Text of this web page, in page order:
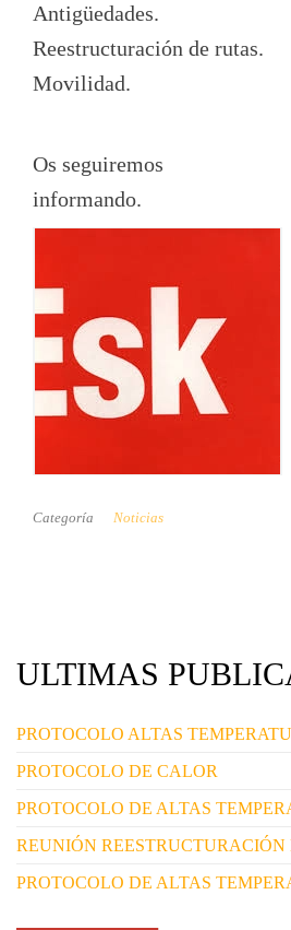
Antigüedades.
Reestructuración de rutas.
Movilidad.
Os seguiremos
informando.
Categoría Noticias
ULTIMAS
PROTOCOLO ALTAS
PROTOCOLO DE CALOR
PROTOCOLO DE ALTAS
REUNIÓN REESTRUCTURACIÓN
PROTOCOLO DE ALTAS